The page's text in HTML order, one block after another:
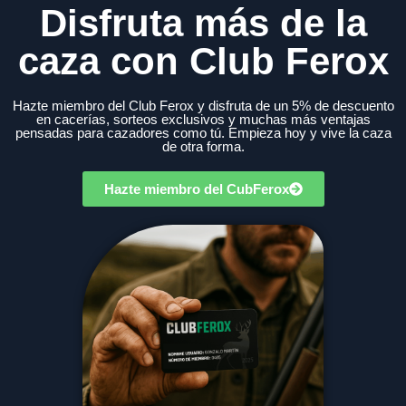
Disfruta más de la
caza con Club Ferox
Hazte miembro del Club Ferox y disfruta de un 5% de descuento
en cacerías, sorteos exclusivos y muchas más ventajas
pensadas para cazadores como tú. Empieza hoy y vive la caza
de otra forma.
Hazte miembro del CubFerox